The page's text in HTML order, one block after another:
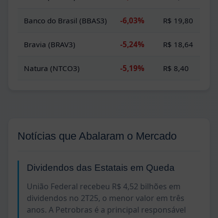
Banco do Brasil (BBAS3) -6,03% R$ 19,80
Bravia (BRAV3) -5,24% R$ 18,64
Natura (NTCO3) -5,19% R$ 8,40
Notícias que Abalaram o Mercado
Dividendos das Estatais em Queda
União Federal recebeu R$ 4,52 bilhões em
dividendos no 2T25, o menor valor em três
anos. A Petrobras é a principal responsável